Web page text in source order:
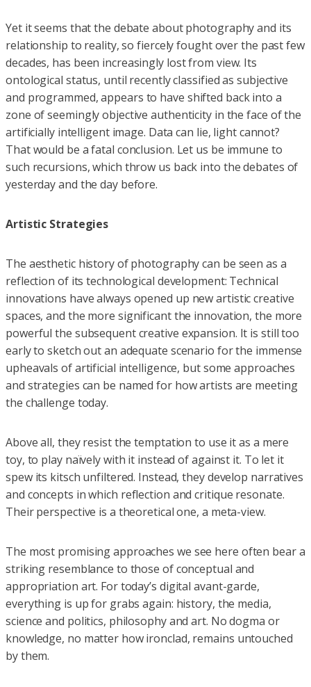
Yet it seems that the debate about photography and its
relationship to reality, so fiercely fought over the past few
decades, has been increasingly lost from view. Its
ontological status, until recently classified as subjective
and programmed, appears to have shifted back into a
zone of seemingly objective authenticity in the face of the
artificially intelligent image. Data can lie, light cannot?
That would be a fatal conclusion. Let us be immune to
such recursions, which throw us back into the debates of
yesterday and the day before.
Artistic Strategies
The aesthetic history of photography can be seen as a
reflection of its technological development: Technical
innovations have always opened up new artistic creative
spaces, and the more significant the innovation, the more
powerful the subsequent creative expansion. It is still too
early to sketch out an adequate scenario for the immense
upheavals of artificial intelligence, but some approaches
and strategies can be named for how artists are meeting
the challenge today.
Above all, they resist the temptation to use it as a mere
toy, to play naïvely with it instead of against it. To let it
spew its kitsch unfiltered. Instead, they develop narratives
and concepts in which reflection and critique resonate.
Their perspective is a theoretical one, a meta-view.
The most promising approaches we see here often bear a
striking resemblance to those of conceptual and
appropriation art. For today’s digital avant-garde,
everything is up for grabs again: history, the media,
science and politics, philosophy and art. No dogma or
knowledge, no matter how ironclad, remains untouched
by them.